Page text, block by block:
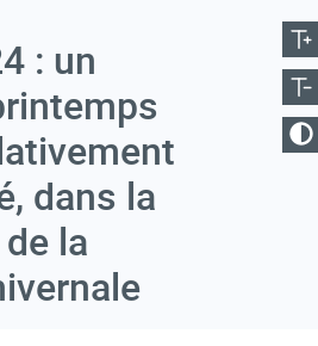
: un
dans la
la